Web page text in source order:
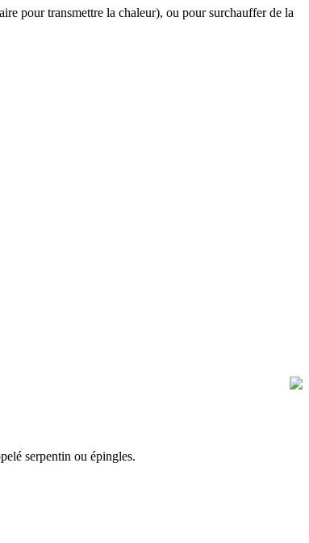
pour transmettre la chaleur), ou pour surchauffer de la
serpentin ou épingles.